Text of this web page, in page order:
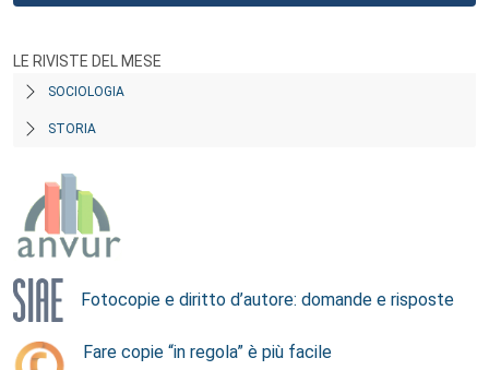
LE RIVISTE DEL MESE
SOCIOLOGIA
STORIA
Fotocopie e diritto d’autore: domande e risposte
Fare copie “in regola” è più facile